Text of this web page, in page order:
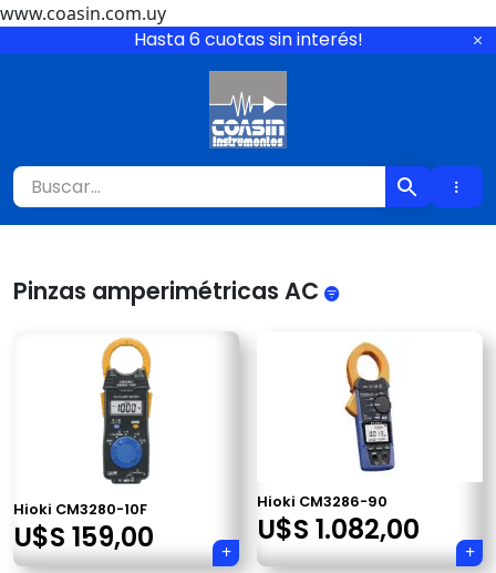
www.coasin.com.uy
Hasta 6 cuotas sin interés!
Coasin
Pinzas amperimétricas AC
Hioki CM3280-10F
U$S 159,00
Hioki CM3286-90
U$S 1.082,00